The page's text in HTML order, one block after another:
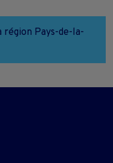
région Pays-de-la-